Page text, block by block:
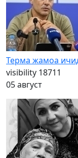
Терма жамоа
visibility 18711
05 август